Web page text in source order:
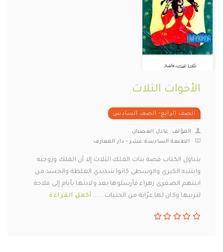
الأخوات الثلاث
الصف الرابع- الصف السادس
المؤلف: عادل الغضبان
الطبعة السادسة عشر - دار المعارف
يتناول الكتاب قصة بنات الملك الثلاث إلا أن الملك وزوجته
وابنتيه الكبرى والوسطى كانوا شديدي الغلظة والحسد من
ابنتهم الصغرى زهراء فأرسلوها بعد ولادتها بأيام إلى فلاحة
لتربيها وكان لها عرّابة من الجنيات... ... أكمل القراءة